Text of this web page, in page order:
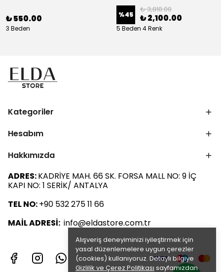
Alışveriş deneyiminizi iyileştirmek için
yasal düzenlemelere uygun çerezler
(cookies) kullanıyoruz. Detaylı bilgiye
Gizlilik ve Çerez Politikası sayfamızdan
₺ 550.00
3 Beden
%45
₺ 3,818.00
₺ 2,100.00
5 Beden 4 Renk
Kategoriler
Hesabım
Hakkımızda
ADRES:KADRİYE MAH. 66 SK. FORSA MALL NO: 9 İÇ
KAPI NO: 1 SERİK/ ANTALYA
TEL NO:+90 532 275 11 66
MAİL ADRESİ: info@eldastore.com.tr